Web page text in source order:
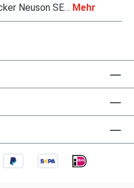
Neuson SE… Mehr